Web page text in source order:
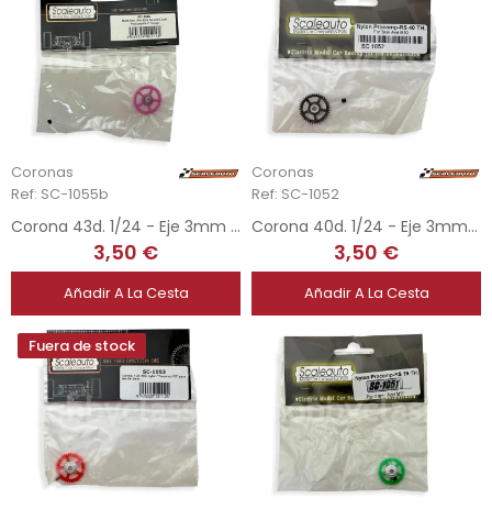
Coronas
Ref: SC-1055b
Corona 43d. 1/24 - Eje 3mm - ProComp RS-2
3,50 €
Añadir A La Cesta
Coronas
Ref: SC-1052
Corona 40d. 1/24 - Eje 3mm - ProComp RS
3,50 €
Añadir A La Cesta
Fuera de stock